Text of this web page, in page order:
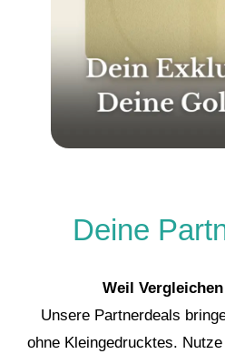
Deine
Weil
Unsere Partnerdeals
ohne Kleingedrucktes.